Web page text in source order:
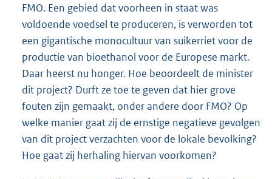
FMO. Een gebied dat voorheen in staat was
voldoende voedsel te produceren, is verworden tot
een gigantische monocultuur van suikerriet voor de
productie van bioethanol voor de Europese markt.
Daar heerst nu honger. Hoe beoordeelt de minister
dit project? Durft ze toe te geven dat hier grove
fouten zijn gemaakt, onder andere door FMO? Op
welke manier gaat zij de ernstige negatieve gevolgen
van dit project verzachten voor de lokale bevolking?
Hoe gaat zij herhaling hiervan voorkomen?